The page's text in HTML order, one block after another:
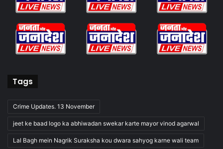
Tags
Crime Updates. 13 November
jeet ke baad logo ka abhiwadan swekar karte mayor vinod agarwal
Lal Bagh mein Nagrik Suraksha kou dwara sahyog karne wali team